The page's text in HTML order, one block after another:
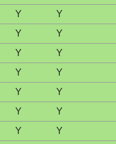
Y
Y
Y
Y
Y
Y
Y
Y
Y
Y
Y
Y
Y
Y